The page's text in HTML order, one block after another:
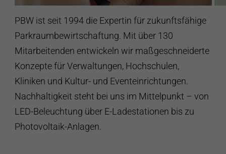
PBW ist seit 1994 die Expertin für zukunftsfähige
Parkraumbewirtschaftung. Mit über 130
Mitarbeitenden entwickeln wir maßgeschneiderte
Konzepte für Verwaltungen, Hochschulen,
Kliniken und Kultur- und Eventeinrichtungen.
Nachhaltigkeit steht bei uns im Mittelpunkt – von
LED-Beleuchtung über E-Ladestationen bis zu
Photovoltaik-Anlagen.